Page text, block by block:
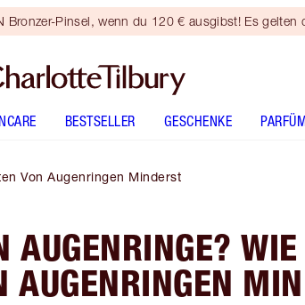
Bronzer-Pinsel, wenn du 120 € ausgibst! Es gelten
BESTSELLER GESCHENKE
Von Augenringen Minderst
AUGENRINGE?
AUGENRINGEN